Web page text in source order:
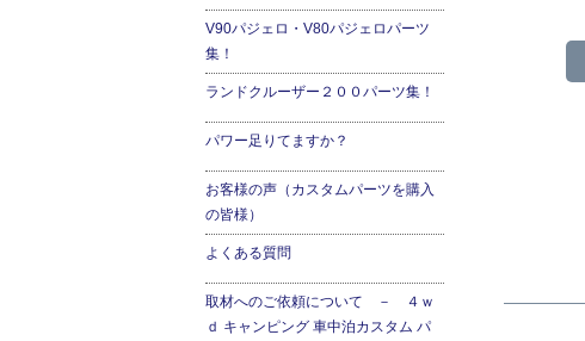
V90パジェロ・V80パジェロパーツ
集！
ランドクルーザー２００パーツ集！
パワー足りてますか？
お客様の声（カスタムパーツを購入
の皆様）
よくある質問
取材へのご依頼について － ４ｗ
ｄ キャンピング 車中泊カスタム パ